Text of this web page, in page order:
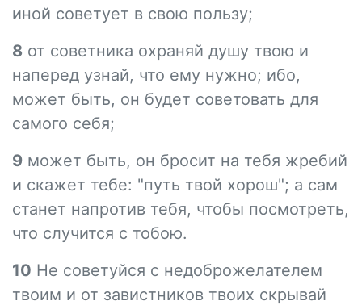
иной советует в свою пользу;
8 от советника охраняй душу твою и
наперед узнай, что ему нужно; ибо,
может быть, он будет советовать для
самого себя;
9 может быть, он бросит на тебя жребий
и скажет тебе: "путь твой хорош"; а сам
станет напротив тебя, чтобы посмотреть,
что случится с тобою.
10 Не советуйся с недоброжелателем
твоим и от завистников твоих скрывай